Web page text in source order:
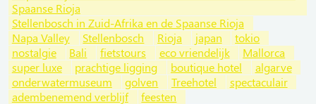
Spaanse Rioja
Stellenbosch in Zuid-Afrika en de Spaanse Rioja
Napa Valley
Stellenbosch Rioja japan
tokio
nostalgie
Bali fietstours eco vriendelijk
Mallorca
super luxe
prachtige ligging boutique hotel
algarve
onderwatermuseum
golven Treehotel
spectaculair
adembenemend verblijf
feesten